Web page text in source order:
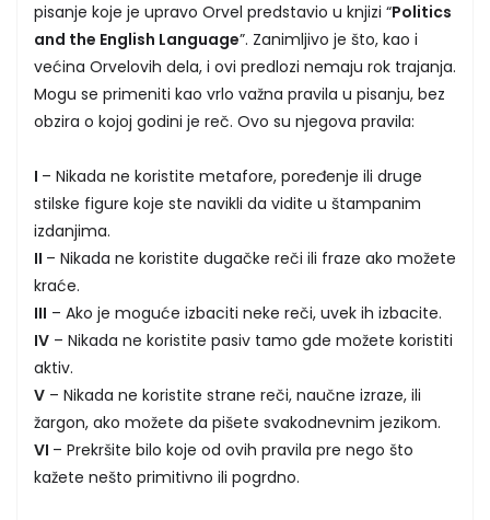
pisanje koje je upravo Orvel predstavio u knjizi “Politics
and the English Language”. Zanimljivo je što, kao i
većina Orvelovih dela, i ovi predlozi nemaju rok trajanja.
Mogu se primeniti kao vrlo važna pravila u pisanju, bez
obzira o kojoj godini je reč. Ovo su njegova pravila:
I – Nikada ne koristite metafore, poređenje ili druge
stilske figure koje ste navikli da vidite u štampanim
izdanjima.
II – Nikada ne koristite dugačke reči ili fraze ako možete
kraće.
III – Ako je moguće izbaciti neke reči, uvek ih izbacite.
IV – Nikada ne koristite pasiv tamo gde možete koristiti
aktiv.
V – Nikada ne koristite strane reči, naučne izraze, ili
žargon, ako možete da pišete svakodnevnim jezikom.
VI – Prekršite bilo koje od ovih pravila pre nego što
kažete nešto primitivno ili pogrdno.